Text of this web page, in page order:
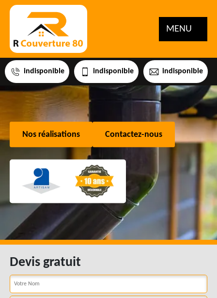
MENU
indisponible indisponible indisponible
Nos réalisations Contactez-nous
Devis gratuit